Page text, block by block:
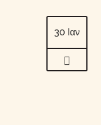
30 Ιαν